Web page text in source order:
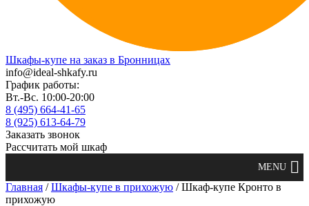
Шкафы-купе на заказ в Бронницах
info@ideal-shkafy.ru
График работы:
Вт.-Вс. 10:00-20:00
8 (495) 664-41-65
8 (925) 613-64-79
Заказать звонок
Рассчитать мой шкаф
Главная /Шкафы-купе в прихожую / Шкаф-купе Кронто в
прихожую